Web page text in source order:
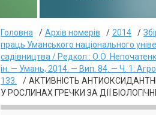
Головна Архів номерів 2014
праць Уманського національного
садівництва / Редкол.: О.О.
ін. — Умань, 2014. — Вип. 84. — Ч. 1:
133.
АКТИВНІСТЬ
У РОСЛИНАХ ГРЕЧКИ ЗА ДІЇ